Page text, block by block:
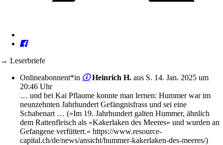
→ Leserbriefe
Onlineabonnent*in
Heinrich H. aus S. 14. Jan. 2025 um
20:46 Uhr
… und bei Kai Pflaume konnte man lernen: Hummer war im
neunzehnten Jahrhundert Gefängnisfrass und sei eine
Schabenart … (»Im 19. Jahrhundert galten Hummer, ähnlich
dem Rattenfleisch als «Kakerlaken des Meeres» und wurden an
Gefangene verfüttert.« https://www.resource-
capital.ch/de/news/ansicht/hummer-kakerlaken-des-meeres/)